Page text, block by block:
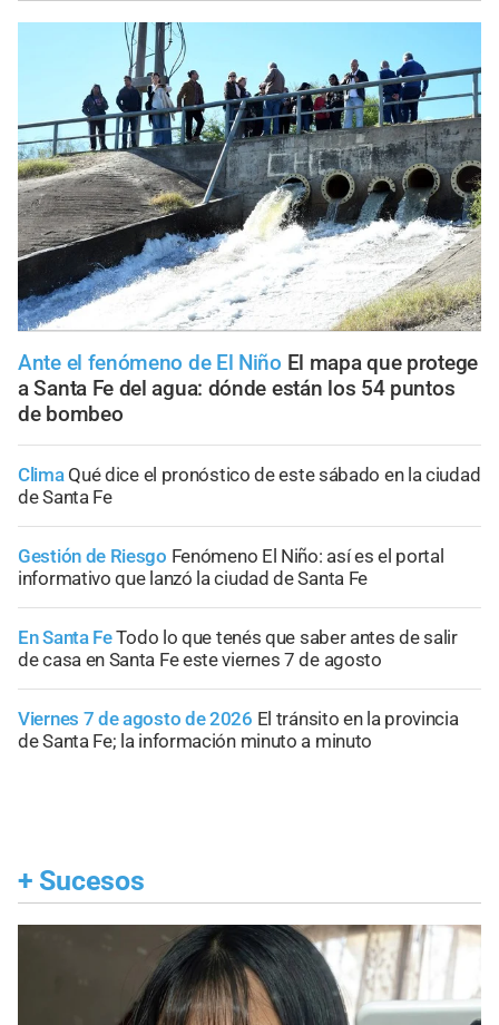
Ante el fenómeno de El Niño El mapa que protege
a Santa Fe del agua: dónde están los 54 puntos
de bombeo
Clima Qué dice el pronóstico de este sábado en la ciudad
de Santa Fe
Gestión de Riesgo Fenómeno El Niño: así es el portal
informativo que lanzó la ciudad de Santa Fe
En Santa FeTodo lo que tenés que saber antes de salir
de casa en Santa Fe este viernes 7 de agosto
Viernes 7 de agosto de 2026 El tránsito en la provincia
de Santa Fe; la información minuto a minuto
+ Sucesos